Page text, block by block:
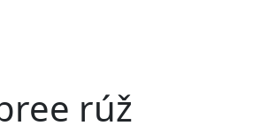
rúž